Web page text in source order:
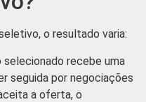
o resultado varia:
selecionado recebe uma
seguida por negociações
a oferta, o